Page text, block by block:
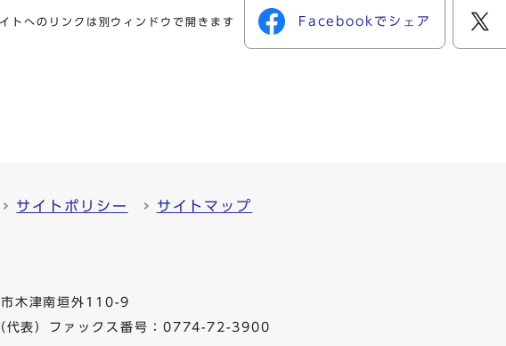
トへのリンクは別ウィンドウで開きます Facebookでシェア
サイトポリシー サイトマップ
木津南垣外110-9
代表）ファックス番号：0774-72-3900